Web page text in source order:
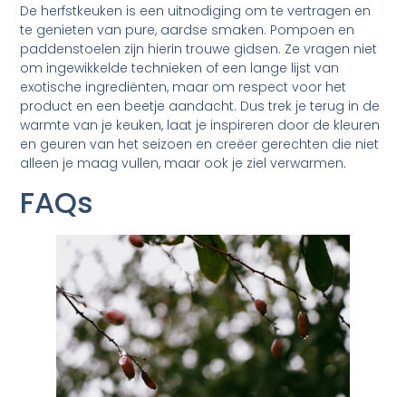
De herfstkeuken is een uitnodiging om te vertragen en
te genieten van pure, aardse smaken. Pompoen en
paddenstoelen zijn hierin trouwe gidsen. Ze vragen niet
om ingewikkelde technieken of een lange lijst van
exotische ingrediënten, maar om respect voor het
product en een beetje aandacht. Dus trek je terug in de
warmte van je keuken, laat je inspireren door de kleuren
en geuren van het seizoen en creëer gerechten die niet
alleen je maag vullen, maar ook je ziel verwarmen.
FAQs